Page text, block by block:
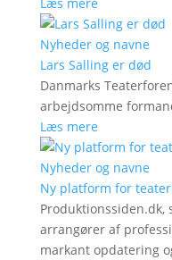
Nyheder og navne
Lars Salling er død
Danmarks
arbejdsomme
Læs mere
Nyheder og navne
Ny platform for
arrangører af
markant opdatering